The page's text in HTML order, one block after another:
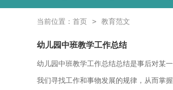
当前位置： 首页 > 教育范文
幼儿园中班教学工作总结
幼儿园中班教学工作总结总结是事后对某
我们寻找工作和事物发展的规律，从而掌